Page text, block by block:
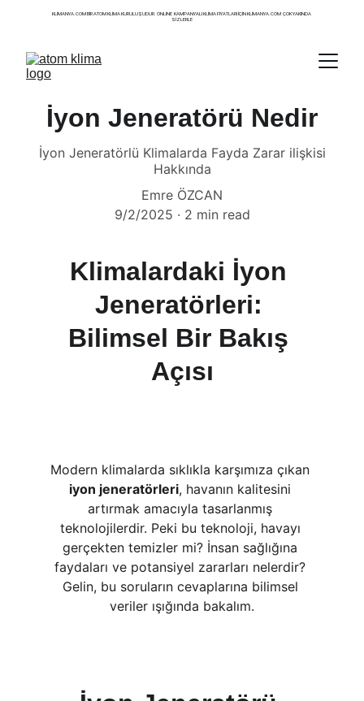
KLIMANYA.COM BIR ATOM KLIMA KURULUŞUDUR. ONLINE  KAMPANYALI KLIMA FIYATLARI IÇIN KLIMANYA.COM  ÇOK YAKINDA
SIZLERLE
İyon Jeneratörü Nedir
İyon Jeneratörlü Klimalarda Fayda Zarar ilişkisi
Hakkında
Emre ÖZCAN
9/2/2025
2 min read
Klimalardaki İyon
Jeneratörleri:
Bilimsel Bir Bakış
Açısı
Modern klimalarda sıklıkla karşımıza çıkan
iyon jeneratörleri, havanın kalitesini
artırmak amacıyla tasarlanmış
teknolojilerdir. Peki bu teknoloji, havayı
gerçekten temizler mi? İnsan sağlığına
faydaları ve potansiyel zararları nelerdir?
Gelin, bu soruların cevaplarına bilimsel
veriler ışığında bakalım.